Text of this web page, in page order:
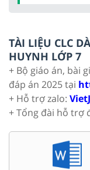
TÀI LIỆU CLC
HUYNH LỚP 7
+ Bộ giáo án, bài
đáp án 2025 tại
+ Hỗ trợ zalo:
+ Tổng đài hỗ trợ